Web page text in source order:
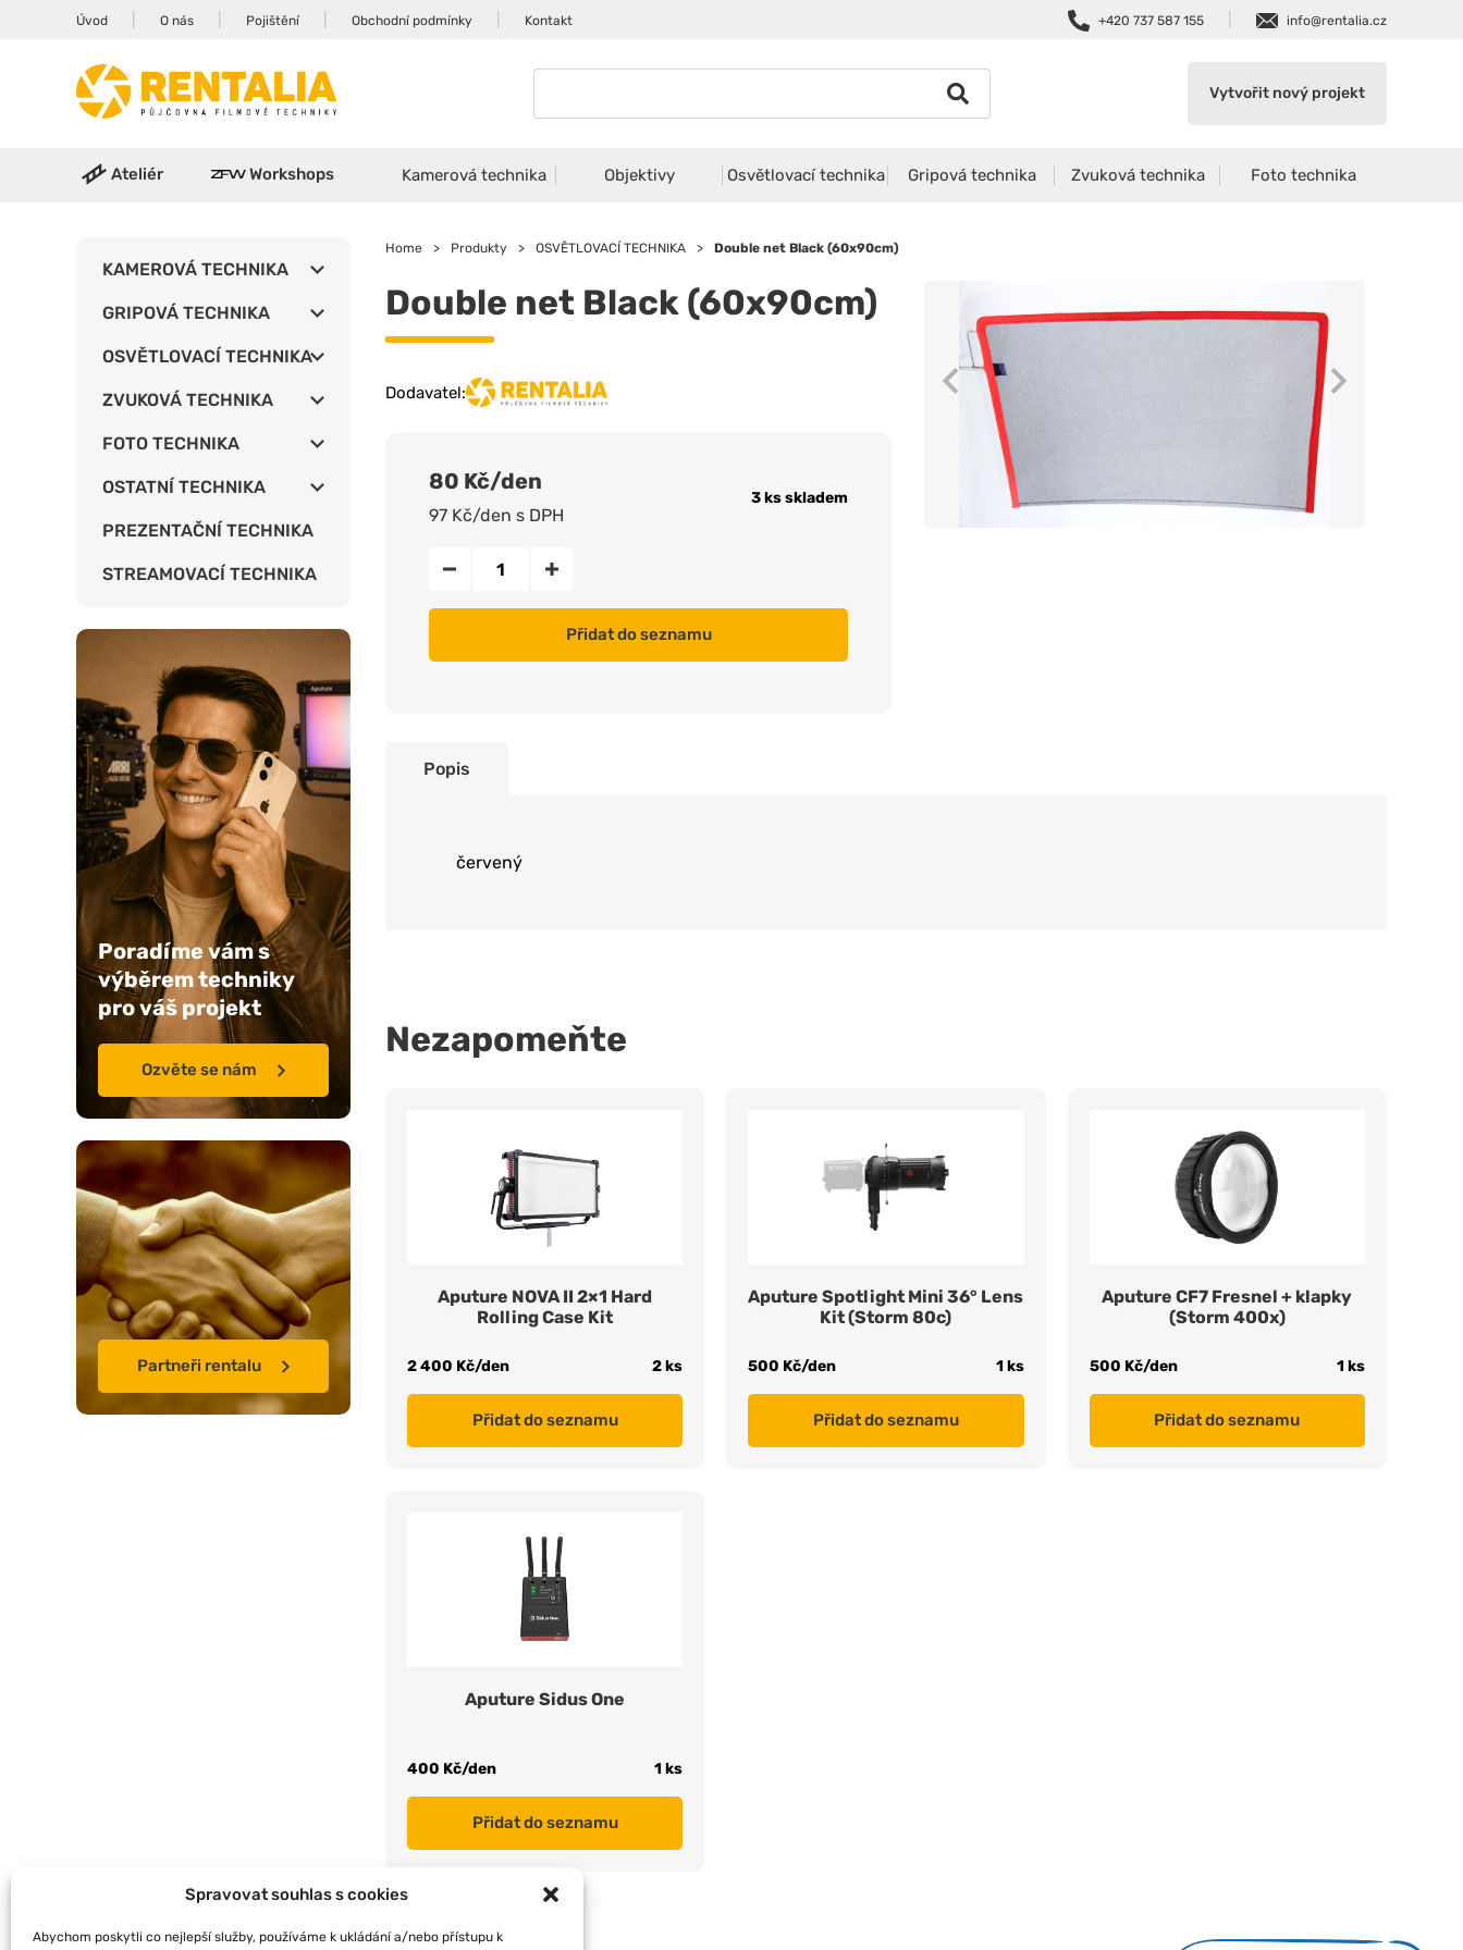
Spravovat souhlas s cookies
Abychom poskytli co nejlepší služby, používáme k ukládání a/nebo přístupu k
Úvod O nás Pojištění Obchodní podmínky Kontakt +420 737 587 155 info@rentalia.cz
Vytvořit nový projekt
Ateliér Workshops Kamerová technika Objektivy Osvětlovací technika Gripová technika Zvuková technika Foto technika
KAMEROVÁ TECHNIKA
GRIPOVÁ TECHNIKA
OSVĚTLOVACÍ TECHNIKA
ZVUKOVÁ TECHNIKA
FOTO TECHNIKA
OSTATNÍ TECHNIKA
PREZENTAČNÍ TECHNIKA
STREAMOVACÍ TECHNIKA
Poradíme vám s
výběrem techniky
pro váš projekt
Ozvěte se nám
Partneři rentalu
Home > Produkty > OSVĚTLOVACÍ TECHNIKA > Double net Black (60x90cm)
Double net Black (60x90cm)
Dodavatel:
80 Kč/den
97 Kč/den s DPH
3 ks skladem
Přidat do seznamu
Popis
červený
Nezapomeňte
Aputure NOVA II 2×1 Hard
Rolling Case Kit
2 400 Kč/den 2 ks
Přidat do seznamu
Aputure Spotlight Mini 36° Lens
Kit (Storm 80c)
500 Kč/den 1 ks
Přidat do seznamu
Aputure CF7 Fresnel + klapky
(Storm 400x)
500 Kč/den 1 ks
Přidat do seznamu
Aputure Sidus One
400 Kč/den 1 ks
Přidat do seznamu